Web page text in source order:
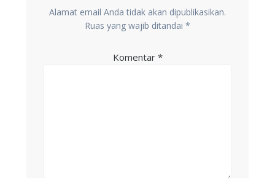
Alamat email Anda tidak akan dipublikasikan.
Ruas yang wajib ditandai *
Komentar *